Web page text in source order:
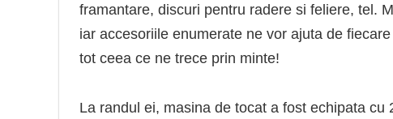
framantare, discuri pentru radere si feliere, tel.
iar accesoriile enumerate ne vor ajuta de
tot ceea ce ne trece prin minte!
La randul ei, masina de tocat a fost echipata